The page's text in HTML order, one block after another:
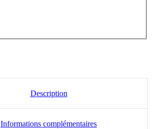
Description
Informations complémentaires